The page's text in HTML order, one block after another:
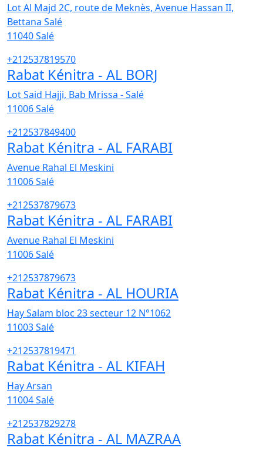
Lot Al Majd 2C, route de Meknès, Avenue Hassan II,
Bettana Salé
11040Salé
+212537819570
Rabat Kénitra - AL BORJ
Lot Said Hajji, Bab Mrissa - Salé
11006Salé
+212537849400
Rabat Kénitra - AL FARABI
Avenue Rahal El Meskini
11006Salé
+212537879673
Rabat Kénitra - AL FARABI
Avenue Rahal El Meskini
11006Salé
+212537879673
Rabat Kénitra - AL HOURIA
Hay Salam bloc 23 secteur 12 N°1062
11003Salé
+212537819471
Rabat Kénitra - AL KIFAH
Hay Arsan
11004Salé
+212537829278
Rabat Kénitra - AL MAZRAA